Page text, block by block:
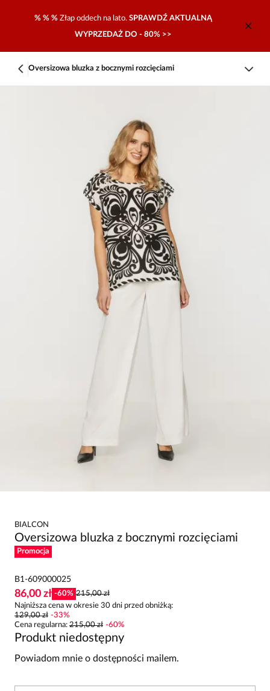
% % % Złap oddech na lato. SPRAWDŹ AKTUALNĄ
WYPRZEDAŻ DO - 80% >>
Oversizowa bluzka z bocznymi rozcięciami
BIALCON
Oversizowa bluzka z bocznymi rozcięciami
Promocja
B1-609000025
86,00 zł -60% 215,00 zł
Najniższa cena w okresie 30 dni przed obniżką:
129,00 zł -33%
Cena regularna: 215,00 zł -60%
Produkt niedostępny
Powiadom mnie o dostępności mailem.